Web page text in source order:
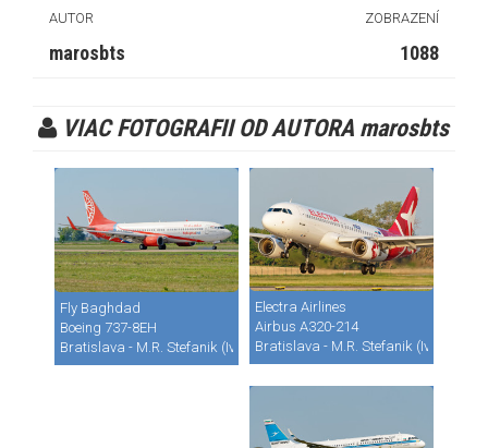
AUTOR ZOBRAZENÍ
marosbts 1088
VIAC FOTOGRAFII OD AUTORA marosbts
Fly Baghdad
Boeing 737-8EH
Bratislava - M.R. Stefanik (Ivanka) (BTS / LZIB)
Electra Airlines
Airbus A320-214
Bratislava - M.R. Stefanik (Ivanka)